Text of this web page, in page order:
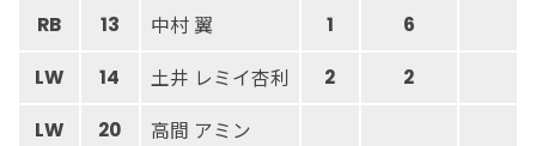
RB 13 中村 翼 1 6
LW 14 土井 レミイ杏利 2 2
LW 20 高間 アミン